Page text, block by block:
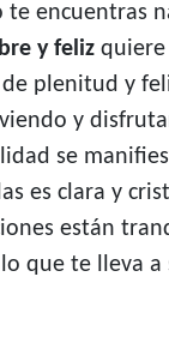
te encuentras
y feliz quiere
plenitud y
y
se
es clara y
están
que te lleva a